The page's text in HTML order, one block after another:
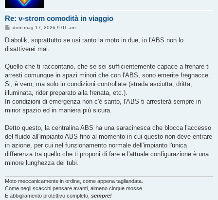
Re: v-strom comodità in viaggio
M
s
a
i
o
dom mag 17, 2026 9:01 am
Diabolik, soprattutto se usi tanto la moto in due, io l'ABS non lo
disattiverei mai.
Quello che ti raccontano, che se sei sufficientemente capace a frenare ti
arresti comunque in spazi minori che con l'ABS, sono emerite fregnacce.
Si, è vero, ma solo in condizioni controllate (strada asciutta, dritta,
illuminata, rider preparato alla frenata, etc.).
In condizioni di emergenza non c'è santo, l'ABS ti arresterà sempre in
minor spazio ed in maniera più sicura.
Detto questo, la centralina ABS ha una saracinesca che blocca l'accesso
del fluido all'impianto ABS fino al momento in cui questo non deve entrare
in azione, per cui nel funzionamento normale dell'impianto l'unica
differenza tra quello che ti proponi di fare e l'attuale configurazione è una
minore lunghezza dei tubi.
Moto meccanicamente in ordine, come appena tagliandata.
Come negli scacchi pensare avanti, almeno cinque mosse.
E abbigliamento protettivo completo, sempre!